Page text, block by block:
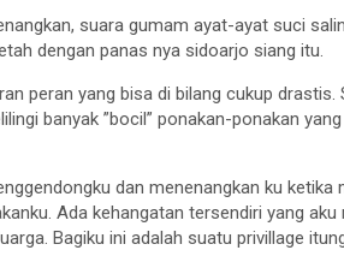
suara gumam ayat-ayat suci
dengan panas nya sidoarjo siang itu.
peran yang bisa di bilang cukup drastis.
banyak ”bocil” ponakan-ponakan
dan menenangkan ku ketika
Ada kehangatan tersendiri yang aku
Bagiku ini adalah suatu privillage